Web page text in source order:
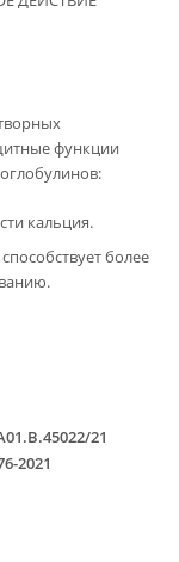
функции
кальция.
более
21
2021